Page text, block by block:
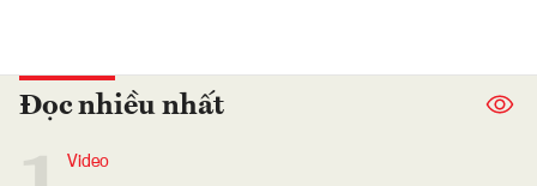
Đọc nhiều nhất
Video